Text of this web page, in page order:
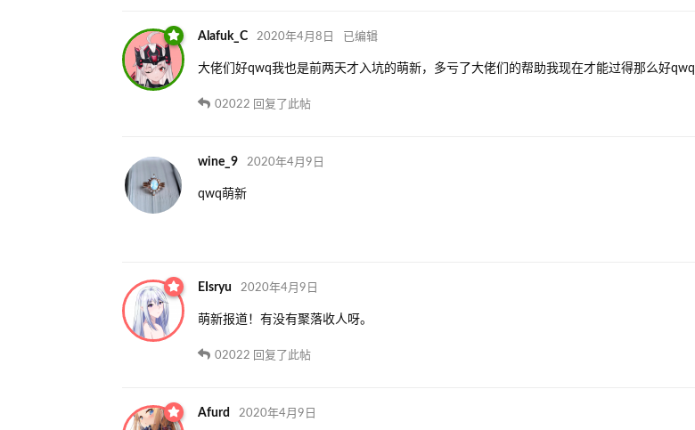
Alafuk_C 2020年4月8日 已编辑
大佬们好qwq我也是前两天才入坑的萌新，多亏了大佬们的帮助我现在才能过得那么好qwq
02022 回复了此帖
wine_9 2020年4月9日
qwq萌新
EIsryu 2020年4月9日
萌新报道！有没有聚落收人呀。
02022 回复了此帖
Afurd 2020年4月9日